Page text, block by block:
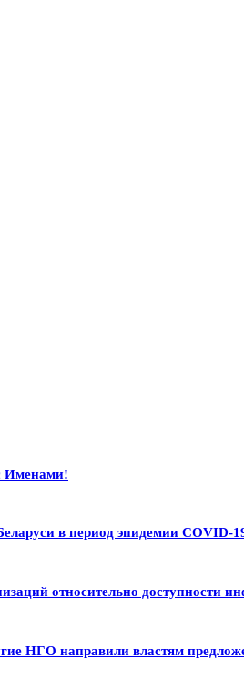
Именами!
в период эпидемии COVID-
относительно доступности
НГО направили властям